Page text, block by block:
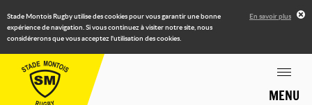
Stade Montois Rugby utilise des cookies pour vous garantir une bonne
expérience de navigation. Si vous continuez à visiter notre site, nous
considérerons que vous acceptez l'utilisation des cookies.
En savoir plus
MENU